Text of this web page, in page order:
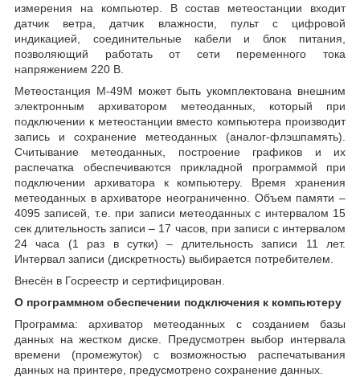
измерения на компьютер. В состав метеостанции входит
датчик ветра, датчик влажности, пульт с цифровой
индикацией, соединительные кабели и блок питания,
позволяющий работать от сети переменного тока
напряжением 220 В.
Метеостанция М-49М может быть укомплектована внешним
электронным архиватором метеоданных, который при
подключении к метеостанции вместо компьютера производит
запись и сохранение метеоданных (аналог-флэшпамять).
Считывание метеоданных, построение графиков и их
распечатка обеспечиваются прикладной программой при
подключении архиватора к компьютеру. Время хранения
метеоданных в архиваторе неограниченно. Объем памяти –
4095 записей, т.е. при записи метеоданных с интервалом 15
сек длительность записи – 17 часов, при записи с интервалом
24 часа (1 раз в сутки) – длительность записи 11 лет.
Интервал записи (дискретность) выбирается потребителем.
Внесён в Госреестр и сертифицирован.
О программном обеспечении подключения к компьютеру
Программа: архиватор метеоданных с созданием базы
данных на жестком диске. Предусмотрен выбор интервала
времени (промежуток) с возможностью распечатывания
данных на принтере, предусмотрено сохранение данных.